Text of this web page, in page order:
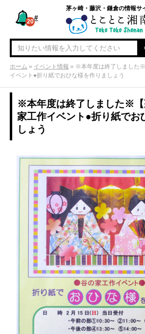
#
20
茅ヶ崎・藤沢・鎌倉の情報サ
ホーム » イベント情報 » ※本年度は終了しました
イベント●折り紙でおひな様を作りましょう
※本年度は終了しました※【
家工作イベント●折り紙でお
しょう